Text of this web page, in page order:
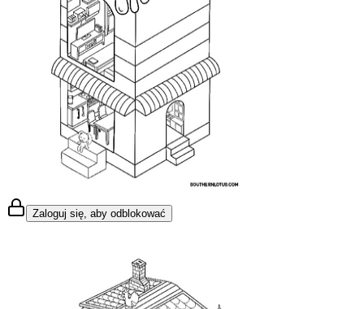
Zaloguj się, aby odblokować